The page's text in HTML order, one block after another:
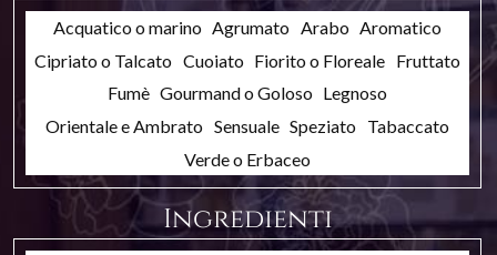
Acquatico o marino Agrumato Arabo Aromatico
Cipriato o Talcato Cuoiato Fiorito o Floreale Fruttato
Fumè Gourmand o Goloso Legnoso
Orientale e Ambrato Sensuale Speziato Tabaccato
Verde o Erbaceo
Ingredienti